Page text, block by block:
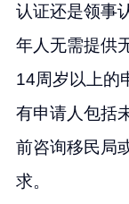
认证还是领事
年人无需提供
14周岁以上的
有申请人包括
前咨询移民局
求。